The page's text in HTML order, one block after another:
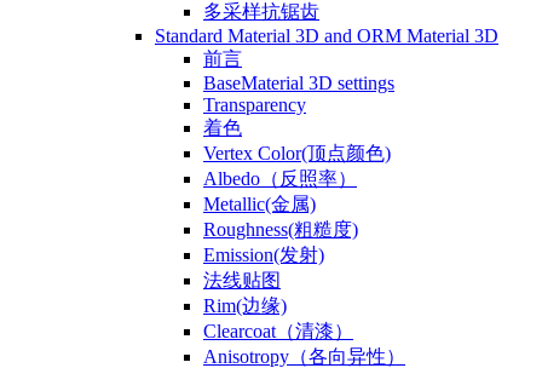
多采样抗锯齿
Standard Material 3D and ORM Material 3D
前言
BaseMaterial 3D settings
Transparency
着色
Vertex Color(顶点颜色)
Albedo（反照率）
Metallic(金属)
Roughness(粗糙度)
Emission(发射)
法线贴图
Rim(边缘)
Clearcoat（清漆）
Anisotropy（各向异性）